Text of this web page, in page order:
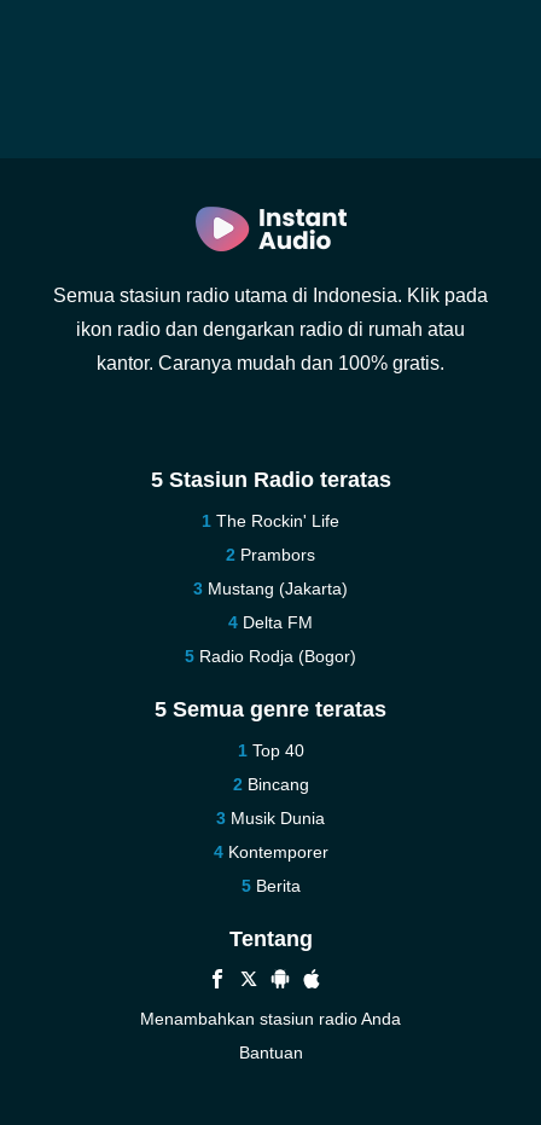
Semua stasiun radio utama di Indonesia. Klik pada
ikon radio dan dengarkan radio di rumah atau
kantor. Caranya mudah dan 100% gratis.
5 Stasiun Radio teratas
The Rockin' Life
Prambors
Mustang (Jakarta)
Delta FM
Radio Rodja (Bogor)
5 Semua genre teratas
Top 40
Bincang
Musik Dunia
Kontemporer
Berita
Tentang
Menambahkan stasiun radio Anda
Bantuan